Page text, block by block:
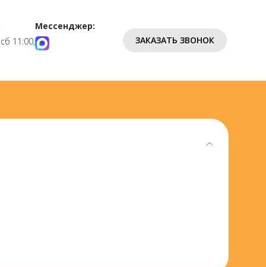
11:00,
Мессенджер:
ЗАКАЗАТЬ ЗВОНОК